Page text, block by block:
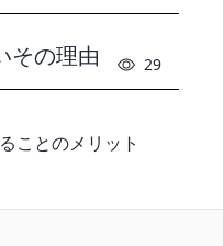
その理由 29
ことのメリット